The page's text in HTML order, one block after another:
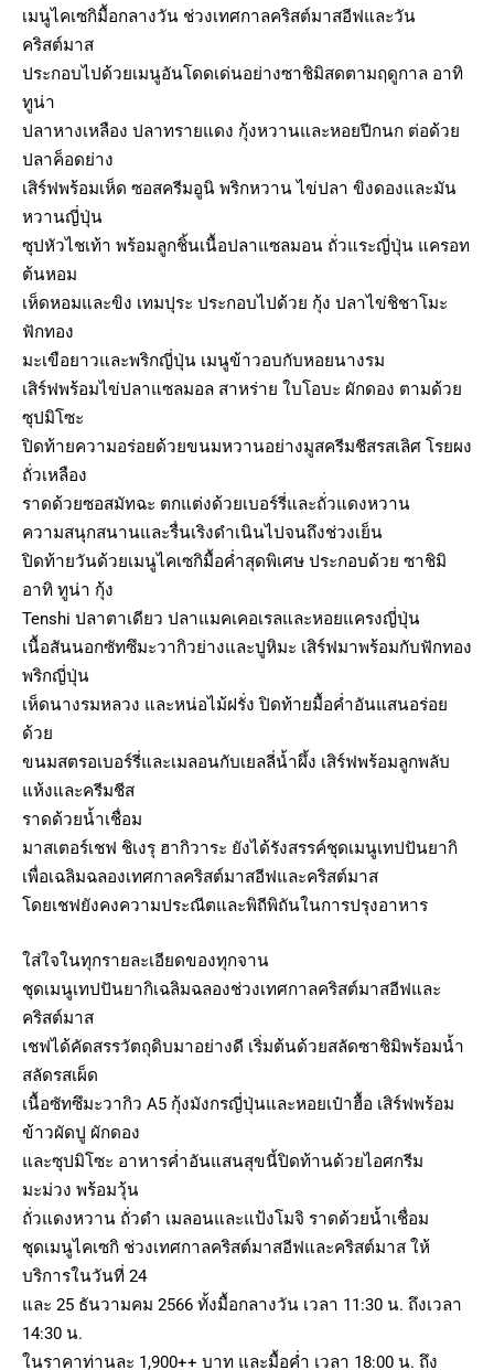
เมนูไคเซกิมื้อกลางวัน ช่วงเทศกาลคริสต์มาสอีฟและวัน
คริสต์มาส
ประกอบไปด้วยเมนูอันโดดเด่นอย่างซาชิมิสดตามฤดูกาล อาทิ
ทูน่า
ปลาหางเหลือง ปลาทรายแดง กุ้งหวานและหอยปีกนก ต่อด้วย
ปลาค็อดย่าง
เสิร์ฟพร้อมเห็ด ซอสครีมอูนิ พริกหวาน ไข่ปลา ขิงดองและมัน
หวานญี่ปุ่น
ซุปหัวไชเท้า พร้อมลูกชิ้นเนื้อปลาแซลมอน ถั่วแระญี่ปุ่น แครอท
ต้นหอม
เห็ดหอมและขิง เทมปุระ ประกอบไปด้วย กุ้ง ปลาไข่ชิชาโมะ
ฟักทอง
มะเขือยาวและพริกญี่ปุ่น เมนูข้าวอบกับหอยนางรม
เสิร์ฟพร้อมไข่ปลาแซลมอล สาหร่าย ใบโอบะ ผักดอง ตามด้วย
ซุปมิโซะ
ปิดท้ายความอร่อยด้วยขนมหวานอย่างมูสครีมชีสรสเลิศ โรยผง
ถั่วเหลือง
ราดด้วยซอสมัทฉะ ตกแต่งด้วยเบอร์รี่และถั่วแดงหวาน
ความสนุกสนานและรื่นเริงดำเนินไปจนถึงช่วงเย็น
ปิดท้ายวันด้วยเมนูไคเซกิมื้อค่ำสุดพิเศษ ประกอบด้วย ซาชิมิ
อาทิ ทูน่า กุ้ง
Tenshi ปลาตาเดียว ปลาแมคเคอเรลและหอยแครงญี่ปุ่น
เนื้อสันนอกซัทซึมะวากิวย่างและปูหิมะ เสิร์ฟมาพร้อมกับฟักทอง
พริกญี่ปุ่น
เห็ดนางรมหลวง และหน่อไม้ฝรั่ง ปิดท้ายมื้อค่ำอันแสนอร่อย
ด้วย
ขนมสตรอเบอร์รี่และเมลอนกับเยลลี่น้ำผึ้ง เสิร์ฟพร้อมลูกพลับ
แห้งและครีมชีส
ราดด้วยน้ำเชื่อม
มาสเตอร์เชฟ ชิเงรุ ฮากิวาระ ยังได้รังสรรค์ชุดเมนูเทปปันยากิ
เพื่อเฉลิมฉลองเทศกาลคริสต์มาสอีฟและคริสต์มาส
โดยเชฟยังคงความประณีตและพิถีพิถันในการปรุงอาหาร
ใส่ใจในทุกรายละเอียดของทุกจาน
ชุดเมนูเทปปันยากิเฉลิมฉลองช่วงเทศกาลคริสต์มาสอีฟและ
คริสต์มาส
เชฟได้คัดสรรวัตถุดิบมาอย่างดี เริ่มต้นด้วยสลัดซาชิมิพร้อมน้ำ
สลัดรสเผ็ด
เนื้อซัทซึมะวากิว A5 กุ้งมังกรญี่ปุ่นและหอยเป๋าฮื้อ เสิร์ฟพร้อม
ข้าวผัดปู ผักดอง
และซุปมิโซะ อาหารค่ำอันแสนสุขนี้ปิดท้านด้วยไอศกรีม
มะม่วง พร้อมวุ้น
ถั่วแดงหวาน ถั่วดำ เมลอนและแป้งโมจิ ราดด้วยน้ำเชื่อม
ชุดเมนูไคเซกิ ช่วงเทศกาลคริสต์มาสอีฟและคริสต์มาส ให้
บริการในวันที่ 24
และ 25 ธันวามคม 2566 ทั้งมื้อกลางวัน เวลา 11:30 น. ถึงเวลา
14:30 น.
ในราคาท่านละ 1,900++ บาท และมื้อค่ำ เวลา 18:00 น. ถึง